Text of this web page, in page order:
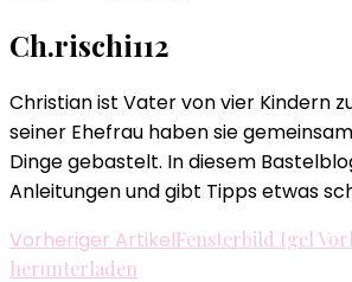
Ch.rischi112
Christian ist Vater von vier Kindern
seiner Ehefrau haben sie
Dinge gebastelt. In diesem
Anleitungen und gibt Tipps etwas
Beitragsnavigation
Vorheriger ArtikelFensterbild Igel
herunterladen